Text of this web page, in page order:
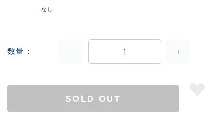
なし
数量
SOLD OUT